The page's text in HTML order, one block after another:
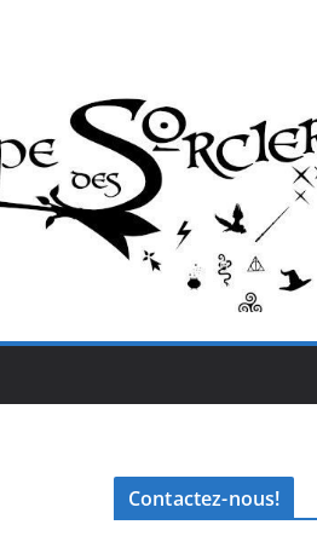
Contactez-nous!